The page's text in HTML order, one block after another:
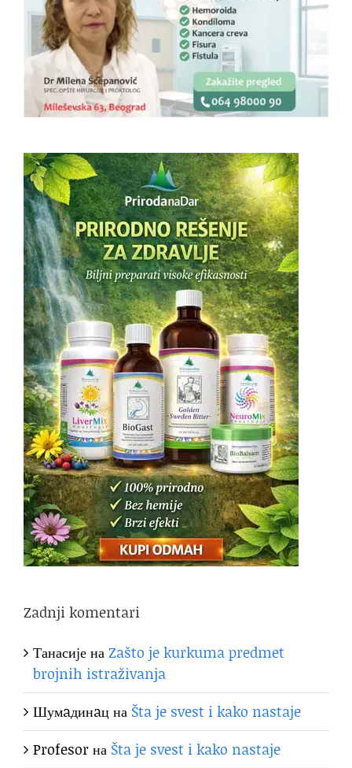
Zadnji komentari
ТанасијенаZašto je kurkuma predmet
brojnih istraživanja
Шумaдинaцна Šta je svest i kako nastaje
Profesorна Šta je svest i kako nastaje